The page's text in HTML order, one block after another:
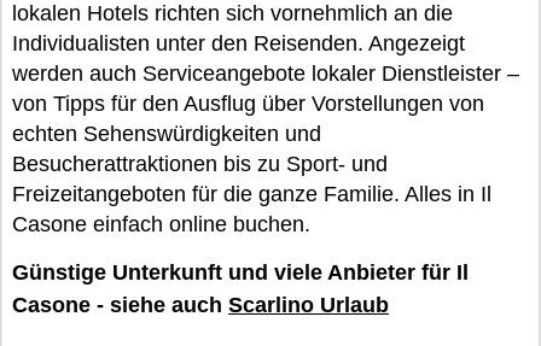
lokalen Hotels richten sich vornehmlich an die
Individualisten unter den Reisenden. Angezeigt
werden auch Serviceangebote lokaler Dienstleister –
von Tipps für den Ausflug über Vorstellungen von
echten Sehenswürdigkeiten und
Besucherattraktionen bis zu Sport- und
Freizeitangeboten für die ganze Familie. Alles in Il
Casone einfach online buchen.
Günstige Unterkunft und viele Anbieter für Il
Casone - siehe auch Scarlino Urlaub